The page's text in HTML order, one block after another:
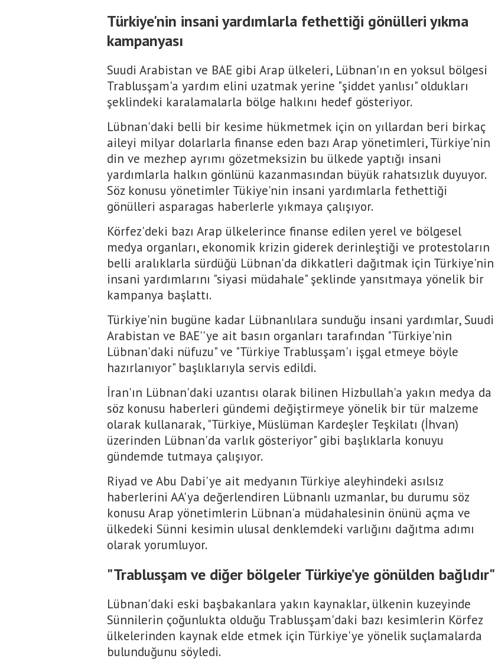
Türkiye'nin insani yardımlarla fethettiği gönülleri yıkma
kampanyası
Suudi Arabistan ve BAE gibi Arap ülkeleri, Lübnan'ın en yoksul bölgesi
Trablusşam'a yardım elini uzatmak yerine "şiddet yanlısı" oldukları
şeklindeki karalamalarla bölge halkını hedef gösteriyor.
Lübnan'daki belli bir kesime hükmetmek için on yıllardan beri birkaç
aileyi milyar dolarlarla finanse eden bazı Arap yönetimleri, Türkiye'nin
din ve mezhep ayrımı gözetmeksizin bu ülkede yaptığı insani
yardımlarla halkın gönlünü kazanmasından büyük rahatsızlık duyuyor.
Söz konusu yönetimler Tükiye'nin insani yardımlarla fethettiği
gönülleri asparagas haberlerle yıkmaya çalışıyor.
Körfez'deki bazı Arap ülkelerince finanse edilen yerel ve bölgesel
medya organları, ekonomik krizin giderek derinleştiği ve protestoların
belli aralıklarla sürdüğü Lübnan'da dikkatleri dağıtmak için Türkiye'nin
insani yardımlarını "siyasi müdahale" şeklinde yansıtmaya yönelik bir
kampanya başlattı.
Türkiye'nin bugüne kadar Lübnanlılara sunduğu insani yardımlar, Suudi
Arabistan ve BAE''ye ait basın organları tarafından "Türkiye'nin
Lübnan'daki nüfuzu" ve "Türkiye Trablusşam'ı işgal etmeye böyle
hazırlanıyor" başlıklarıyla servis edildi.
İran'ın Lübnan'daki uzantısı olarak bilinen Hizbullah'a yakın medya da
söz konusu haberleri gündemi değiştirmeye yönelik bir tür malzeme
olarak kullanarak, "Türkiye, Müslüman Kardeşler Teşkilatı (İhvan)
üzerinden Lübnan'da varlık gösteriyor" gibi başlıklarla konuyu
gündemde tutmaya çalışıyor.
Riyad ve Abu Dabi'ye ait medyanın Türkiye aleyhindeki asılsız
haberlerini AA'ya değerlendiren Lübnanlı uzmanlar, bu durumu söz
konusu Arap yönetimlerin Lübnan'a müdahalesinin önünü açma ve
ülkedeki Sünni kesimin ulusal denklemdeki varlığını dağıtma adımı
olarak yorumluyor.
"Trablusşam ve diğer bölgeler Türkiye’ye gönülden bağlıdır"
Lübnan'daki eski başbakanlara yakın kaynaklar, ülkenin kuzeyinde
Sünnilerin çoğunlukta olduğu Trablusşam'daki bazı kesimlerin Körfez
ülkelerinden kaynak elde etmek için Türkiye'ye yönelik suçlamalarda
bulunduğunu söyledi.